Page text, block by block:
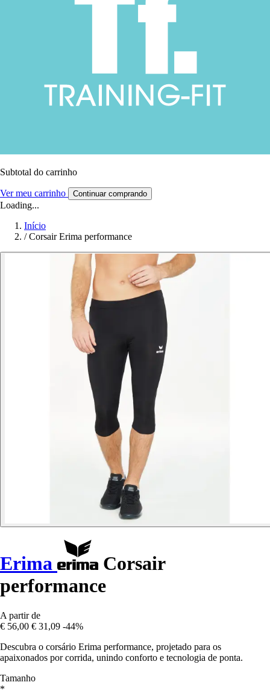
Subtotal do carrinho
Ver meu carrinho Continuar comprando
Loading...
Início
/ Corsair Erima performance
Erima
Corsair
performance
A partir de
€ 56,00 € 31,09 -44%
Descubra o corsário Erima performance, projetado para os
apaixonados por corrida, unindo conforto e tecnologia de ponta.
Tamanho
*